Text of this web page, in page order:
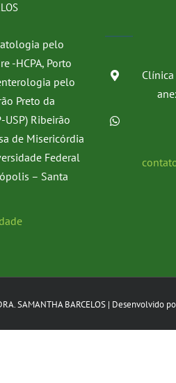
pelo
-HCPA, Porto
pelo
Preto da
USP) Ribeirão
de Misericórdia
Federal
– Santa
SAMANTHA BARCELOS | Desenvolvido